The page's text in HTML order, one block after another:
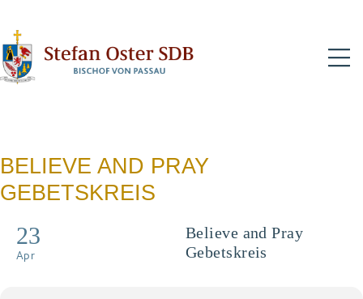
BELIEVE AND PRAY
GEBETSKREIS
23
Apr
Believe and Pray
Gebetskreis